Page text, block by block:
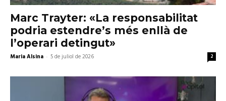
Marc Trayter: «La responsabilitat
podria estendre’s més enllà de
l’operari detingut»
Maria Alsina - 5 de juliol de 2026 2